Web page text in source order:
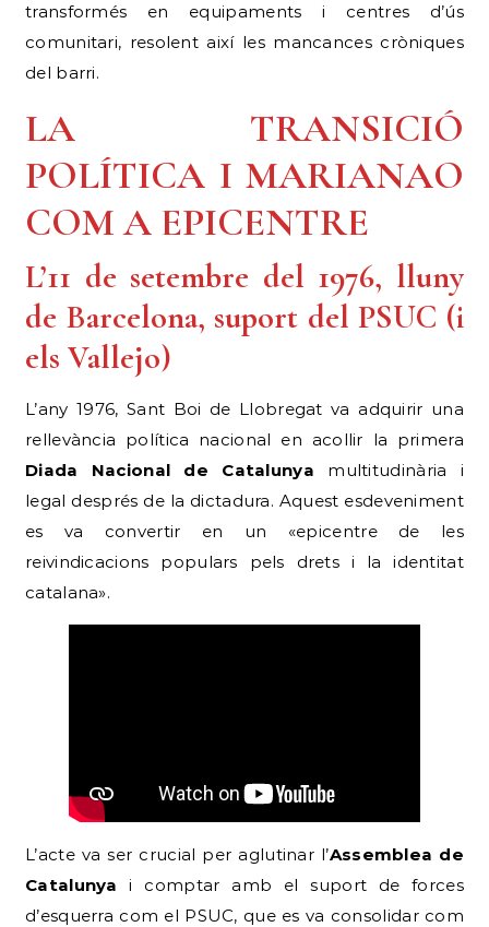
transformés en equipaments i centres d’ús
comunitari, resolent així les mancances cròniques
del barri.
LA TRANSICIÓ
POLÍTICA I MARIANAO
COM A EPICENTRE
L’11 de setembre del 1976, lluny
de Barcelona, suport del PSUC (i
els Vallejo)
L’any 1976, Sant Boi de Llobregat va adquirir una
rellevància política nacional en acollir la primera
Diada Nacional de Catalunya multitudinària i
legal després de la dictadura. Aquest esdeveniment
es va convertir en un «epicentre de les
reivindicacions populars pels drets i la identitat
catalana».
L’acte va ser crucial per aglutinar l’Assemblea de
Catalunya i comptar amb el suport de forces
d’esquerra com el PSUC, que es va consolidar com